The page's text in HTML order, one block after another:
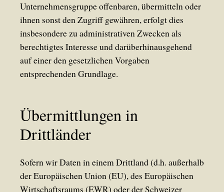
Unternehmensgruppe offenbaren, übermitteln oder
ihnen sonst den Zugriff gewähren, erfolgt dies
insbesondere zu administrativen Zwecken als
berechtigtes Interesse und darüberhinausgehend
auf einer den gesetzlichen Vorgaben
entsprechenden Grundlage.
Übermittlungen in
Drittländer
Sofern wir Daten in einem Drittland (d.h. außerhalb
der Europäischen Union (EU), des Europäischen
Wirtschaftsraums (EWR) oder der Schweizer